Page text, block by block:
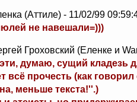
(Аттиле) - 11/02/99
не навешали=)))
Гроховский (Еленке и
думаю, сущий кладезь
всё прочесть (как
меньше текста!''.)